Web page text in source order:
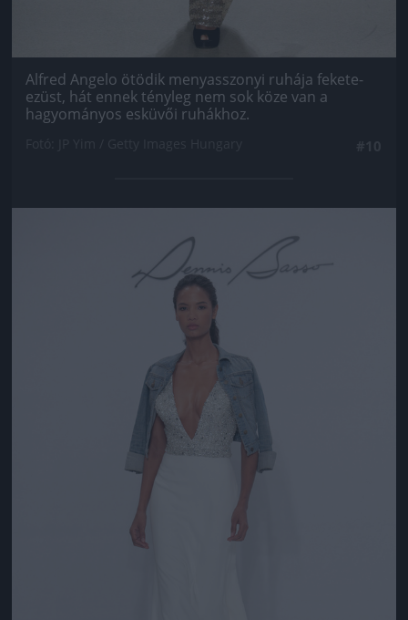
Alfred Angelo ötödik menyasszonyi ruhája fekete-
ezüst, hát ennek tényleg nem sok köze van a
hagyományos esküvői ruhákhoz.
Jön még kép!